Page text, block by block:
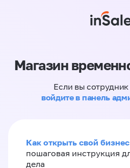
Магазин
Если вы
войдите в панель
Как открыть свой
пошаговая инструкция
дела